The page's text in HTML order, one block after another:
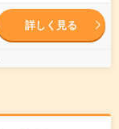
詳しく見る